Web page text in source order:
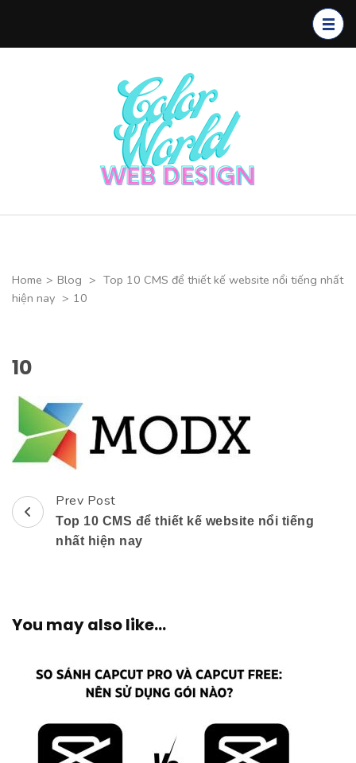
CẤP
Home > Blog > Top 10 CMS để thiết kế website nổi tiếng nhất
hiện nay > 10
10
Post
Navigation
Prev Post
Top 10 CMS để thiết kế website nổi tiếng
nhất hiện nay
You may also like...